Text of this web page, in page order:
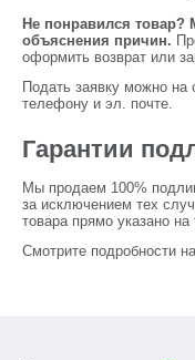
Не понравился товар?
объяснения причин.
оформить возврат или
Подать заявку можно на
телефону и эл. почте.
Гарантии
Мы продаем 100%
за исключением тех
товара прямо указано
Смотрите подробности